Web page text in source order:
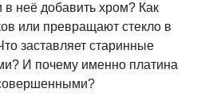
в неё добавить хром? Как
или превращают стекло в
заставляет старинные
И почему именно платина